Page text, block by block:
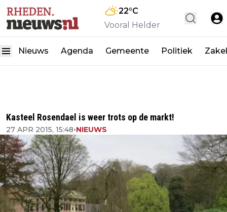
22°C
Vooral Helder
Nieuws Agenda Gemeente Politiek
Kasteel Rosendael is weer trots op de markt!
27 APR 2015, 15:48•NIEUWS